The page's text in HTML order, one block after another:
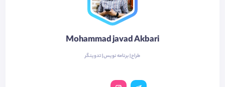
Mohammad javad Akbari
طراح | برنامه نویس | تدوینگر